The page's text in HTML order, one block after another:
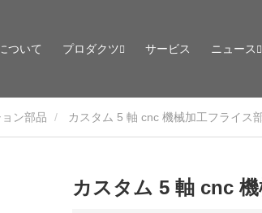
ついて プロダクツ サービス ニュース
ン部品 カスタム 5 軸 cnc 機械加工フライス
カスタム 5 軸 cnc